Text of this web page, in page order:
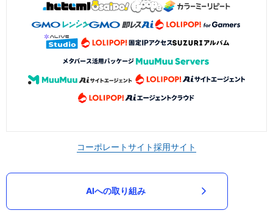
コーポレートサイト採用サイト
AIへの取り組み